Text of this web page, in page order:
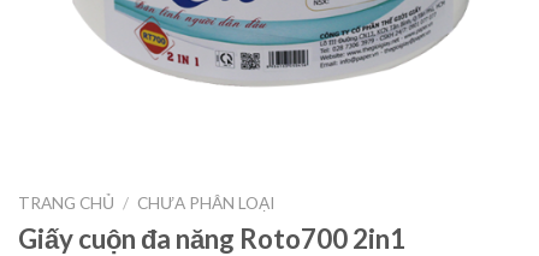
TRANG CHỦ / CHƯA PHÂN LOẠI
Giấy cuộn đa năng Roto700 2in1